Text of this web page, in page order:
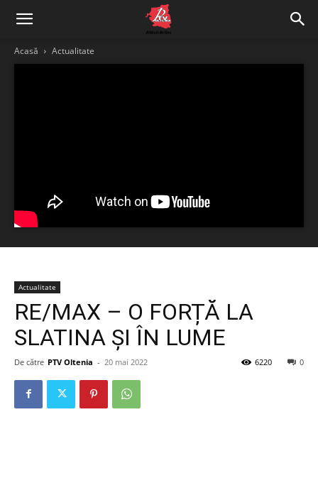
Acasă Actualitate
Actualitate
RE/MAX – O FORȚĂ LA
SLATINA ȘI ÎN LUME
De către PTV Oltenia - 20 mai 2022 0
6220